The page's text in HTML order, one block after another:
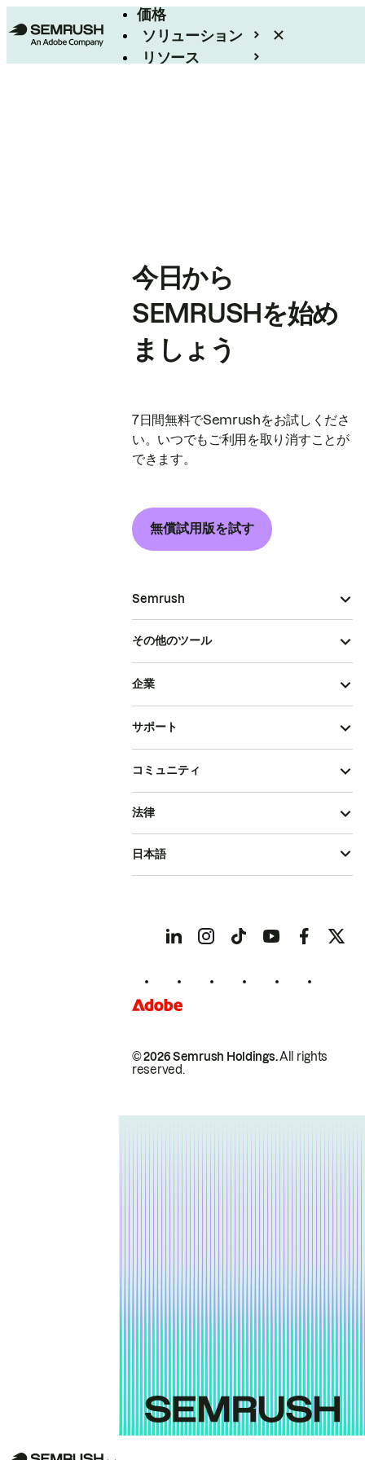
価格
ソリューション
リソース
今日から
SEMRUSHを始め
ましょう
7日間無料でSemrushをお試しくださ
い。いつでもご利用を取り消すことが
できます。
無償試用版を試す
Semrush
その他のツール
企業
サポート
コミュニティ
© 2026 Semrush Holdings.All rights
reserved.
法律
日本語